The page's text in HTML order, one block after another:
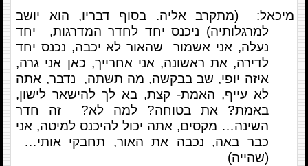
מיכאל: (מתקרב אליה. בסוף דבריו, הוא יושב
למרגלותיה) ניכנס יחד לחדר המדרגות, יחד
נעלה, אני אשמור שהאור לא יכבה, נכנס יחד
לדירה, את ראשונה, אני אחרייך, כאן אני גרה,
איזה יופי, שב בבקשה, מה תשתה, נדבר, אתה
לא עייף, האמת- קצת, בא לך להישאר לישון,
באמת? את בטוחה? למה לא? זה חדר
השינה… מקסים, אתה יכול להיכנס למיטה, אני
כבר באה, נכבה את האור, תחבקי אותי…
(שהייה)